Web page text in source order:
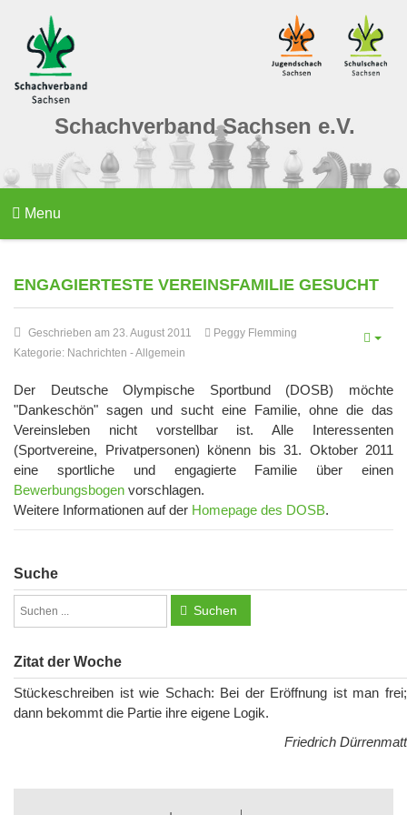
Schachverband Sachsen e.V.
Menu
ENGAGIERTESTE VEREINSFAMILIE GESUCHT
Geschrieben am 23. August 2011
Peggy Flemming
Kategorie: Nachrichten -Allgemein
Der Deutsche Olympische Sportbund (DOSB) möchte
"Dankeschön" sagen und sucht eine Familie, ohne die das
Vereinsleben nicht vorstellbar ist. Alle Interessenten
(Sportvereine, Privatpersonen) könenn bis 31. Oktober 2011
eine sportliche und engagierte Familie über einen
Bewerbungsbogen vorschlagen.
Weitere Informationen auf der Homepage des DOSB.
Suche
Suchen
Zitat der Woche
Stückeschreiben ist wie Schach: Bei der Eröffnung ist man frei;
dann bekommt die Partie ihre eigene Logik.
Friedrich Dürrenmatt